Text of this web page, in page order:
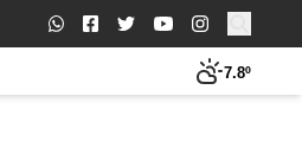
Buscar:
7.8º